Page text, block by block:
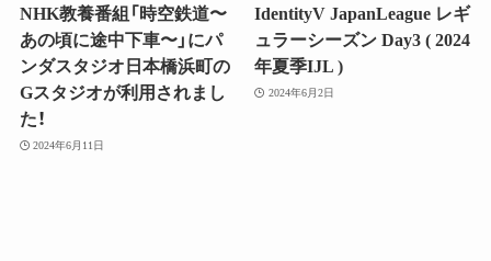
NHK教養番組「時空鉄道〜
あの頃に途中下車〜」にパ
ンダスタジオ日本橋浜町の
Gスタジオが利用されまし
た！
2024年6月11日
IdentityV JapanLeague レギ
ュラーシーズン Day3 ( 2024
年夏季IJL )
2024年6月2日